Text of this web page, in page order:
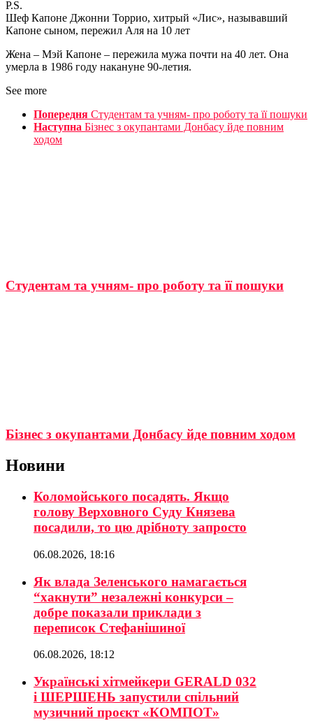
P.S.
Шеф Капоне Джонни Торрио, хитрый «Лис», называвший
Капоне сыном, пережил Аля на 10 лет
Жена – Мэй Капоне – пережила мужа почти на 40 лет. Она
умерла в 1986 году накануне 90-летия.
See more
Попередня Студентам та учням- про роботу та її пошуки
Наступна Бізнес з окупантами Донбасу йде повним
ходом
Студентам та учням- про роботу та її пошуки
Бізнес з окупантами Донбасу йде повним ходом
Новини
Коломойського посадять. Якщо
голову Верховного Суду Князева
посадили, то цю дрібноту запросто
06.08.2026, 18:16
Як влада Зеленського намагається
“хакнути” незалежні конкурси –
добре показали приклади з
переписок Стефанішиної
06.08.2026, 18:12
Українські хітмейкери GERALD 032
і ШЕРШЕНЬ запустили спільний
музичний проєкт «КОМПОТ»